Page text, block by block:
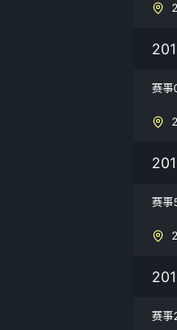
赛事
赛事
赛事